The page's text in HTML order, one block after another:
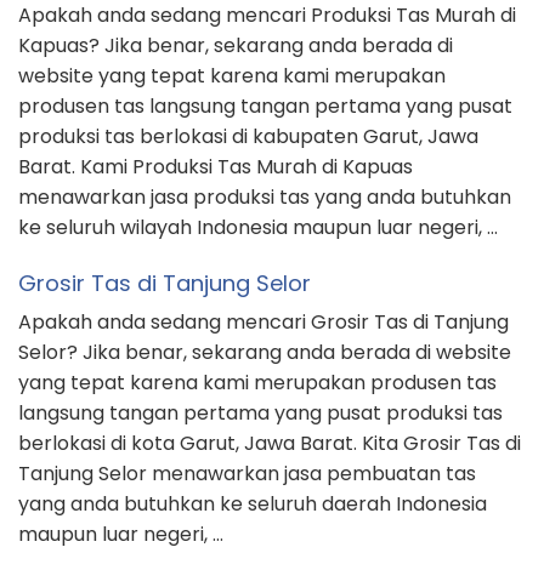
Apakah anda sedang mencari Produksi Tas Murah di
Kapuas? Jika benar, sekarang anda berada di
website yang tepat karena kami merupakan
produsen tas langsung tangan pertama yang pusat
produksi tas berlokasi di kabupaten Garut, Jawa
Barat. Kami Produksi Tas Murah di Kapuas
menawarkan jasa produksi tas yang anda butuhkan
ke seluruh wilayah Indonesia maupun luar negeri, …
Grosir Tas di Tanjung Selor
Apakah anda sedang mencari Grosir Tas di Tanjung
Selor? Jika benar, sekarang anda berada di website
yang tepat karena kami merupakan produsen tas
langsung tangan pertama yang pusat produksi tas
berlokasi di kota Garut, Jawa Barat. Kita Grosir Tas di
Tanjung Selor menawarkan jasa pembuatan tas
yang anda butuhkan ke seluruh daerah Indonesia
maupun luar negeri, …